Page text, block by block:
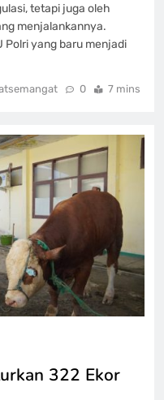
tetapi juga oleh
menjalankannya.
Polri yang baru menjadi
0 7 mins
322 Ekor